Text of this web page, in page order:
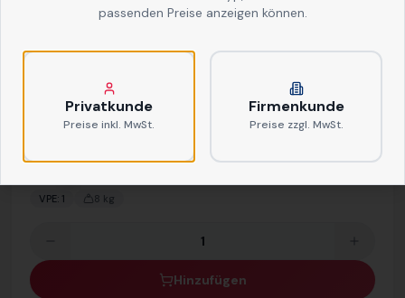
Gasheizgerät mit sichtbarer Flamme
VPE: 1 8 kg
Hinzufügen
passenden Preise anzeigen können.
Privatkunde
Preise inkl. MwSt.
Firmenkunde
Preise zzgl. MwSt.